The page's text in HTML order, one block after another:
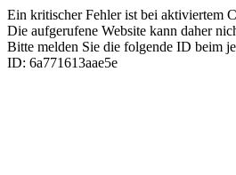
Ein kritischer Fehler ist bei aktiviertem
Die aufgerufene Website kann daher
Bitte melden Sie die folgende ID beim
ID: 6a771613aae5e